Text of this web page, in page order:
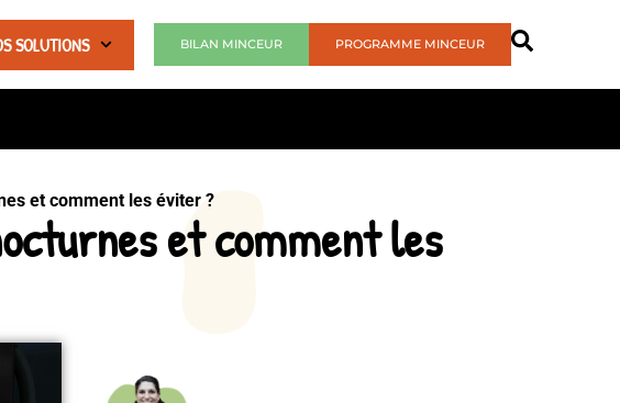
SOLUTIONS BILAN MINCEUR PROGRAMME MINCEUR
et comment les éviter ?
et comment les